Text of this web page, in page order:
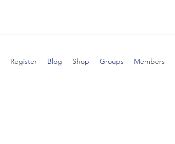
Register Blog Shop Groups Members